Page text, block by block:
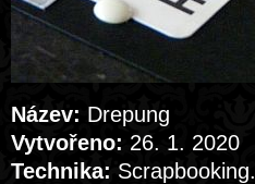
Název: Drepung
Vytvořeno: 26. 1. 2020
Technika: Scrapbooking.